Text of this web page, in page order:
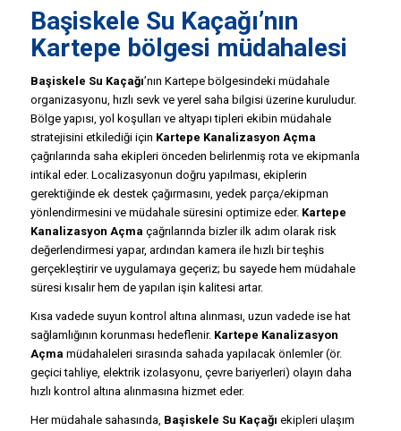
Başiskele Su Kaçağı’nın
Kartepe bölgesi müdahalesi
Başiskele Su Kaçağı’nın Kartepe bölgesindeki müdahale
organizasyonu, hızlı sevk ve yerel saha bilgisi üzerine kuruludur.
Bölge yapısı, yol koşulları ve altyapı tipleri ekibin müdahale
stratejisini etkilediği için Kartepe Kanalizasyon Açma
çağrılarında saha ekipleri önceden belirlenmiş rota ve ekipmanla
intikal eder. Localizasyonun doğru yapılması, ekiplerin
gerektiğinde ek destek çağırmasını, yedek parça/ekipman
yönlendirmesini ve müdahale süresini optimize eder. Kartepe
Kanalizasyon Açma çağrılarında bizler ilk adım olarak risk
değerlendirmesi yapar, ardından kamera ile hızlı bir teşhis
gerçekleştirir ve uygulamaya geçeriz; bu sayede hem müdahale
süresi kısalır hem de yapılan işin kalitesi artar.
Kısa vadede suyun kontrol altına alınması, uzun vadede ise hat
sağlamlığının korunması hedeflenir. Kartepe Kanalizasyon
Açma müdahaleleri sırasında sahada yapılacak önlemler (ör.
geçici tahliye, elektrik izolasyonu, çevre bariyerleri) olayın daha
hızlı kontrol altına alınmasına hizmet eder.
Her müdahale sahasında, Başiskele Su Kaçağı ekipleri ulaşım